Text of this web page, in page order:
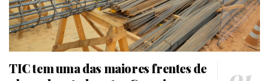
TIC tem uma das maiores frentes de